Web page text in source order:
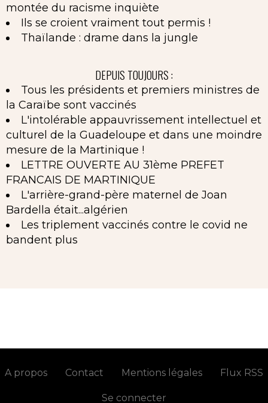
montée du racisme inquiète
Ils se croient vraiment tout permis !
Thaïlande : drame dans la jungle
DEPUIS TOUJOURS :
Tous les présidents et premiers ministres de
la Caraïbe sont vaccinés
L'intolérable appauvrissement intellectuel et
culturel de la Guadeloupe et dans une moindre
mesure de la Martinique !
LETTRE OUVERTE AU 31ème PREFET
FRANCAIS DE MARTINIQUE
L'arrière-grand-père maternel de Joan
Bardella était...algérien
Les triplement vaccinés contre le covid ne
bandent plus
A propos Contact Mentions légales Flux RSS
Se connecter